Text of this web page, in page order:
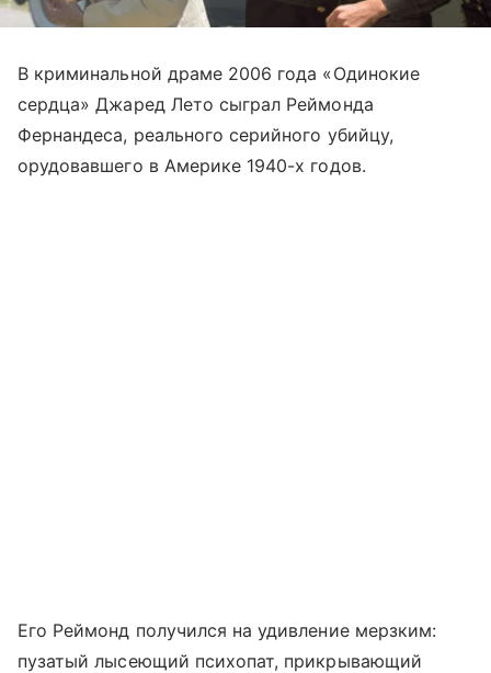
В криминальной драме 2006 года «Одинокие
сердца» Джаред Лето сыграл Реймонда
Фернандеса, реального серийного убийцу,
орудовавшего в Америке 1940-х годов.
Его Реймонд получился на удивление мерзким:
пузатый лысеющий психопат, прикрывающий